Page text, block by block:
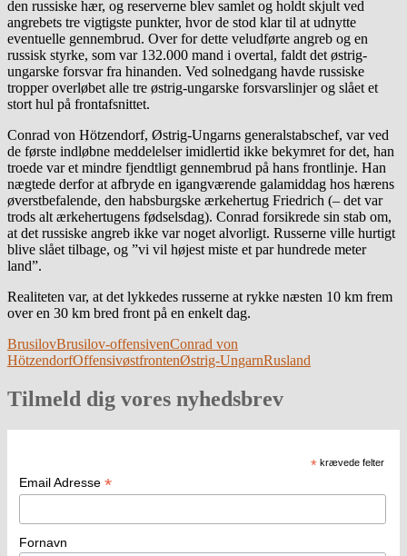
den russiske hær, og reserverne blev samlet og holdt skjult ved
angrebets tre vigtigste punkter, hvor de stod klar til at udnytte
eventuelle gennembrud. Over for dette veludførte angreb og en
russisk styrke, som var 132.000 mand i overtal, faldt det østrig-
ungarske forsvar fra hinanden. Ved solnedgang havde russiske
tropper overløbet alle tre østrig-ungarske forsvarslinjer og slået et
stort hul på frontafsnittet.
Conrad von Hötzendorf, Østrig-Ungarns generalstabschef, var ved
de første indløbne meddelelser imidlertid ikke bekymret for det, han
troede var et mindre fjendtligt gennembrud på hans frontlinje. Han
nægtede derfor at afbryde en igangværende galamiddag hos hærens
øverstbefalende, den habsburgske ærkehertug Friedrich (– det var
trods alt ærkehertugens fødselsdag). Conrad forsikrede sin stab om,
at det russiske angreb ikke var noget alvorligt. Russerne ville hurtigt
blive slået tilbage, og ”vi vil højest miste et par hundrede meter
land”.
Realiteten var, at det lykkedes russerne at rykke næsten 10 km frem
over en 30 km bred front på en enkelt dag.
BrusilovBrusilov-offensivenConrad von
HötzendorfOffensivøstfrontenØstrig-UngarnRusland
Tilmeld dig vores nyhedsbrev
* krævede felter
Email Adresse *
Fornavn